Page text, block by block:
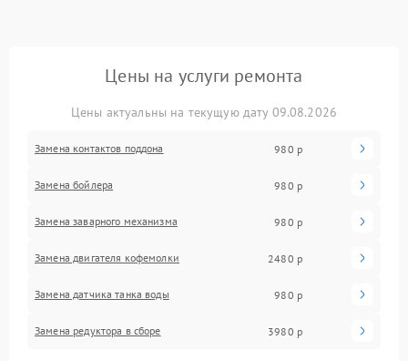
Цены на услуги ремонта
Цены актуальны на текущую дату 09.08.2026
Замена контактов поддона 980 р
Замена бойлера 980 р
Замена заварного механизма 980 р
Замена двигателя кофемолки 2480 р
Замена датчика танка воды 980 р
Замена редуктора в сборе 3980 р